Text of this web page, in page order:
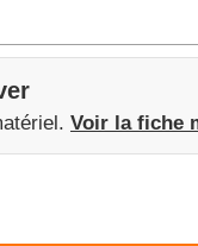
Voir la fiche